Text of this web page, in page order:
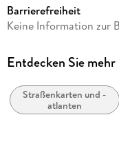
Herausgegeben von
Verlag/Hersteller
Produktart
Blätter und Karten
Barrierefreiheit
Keine Information zur
Entdecken Sie mehr
Straßenkarten und -
atlanten